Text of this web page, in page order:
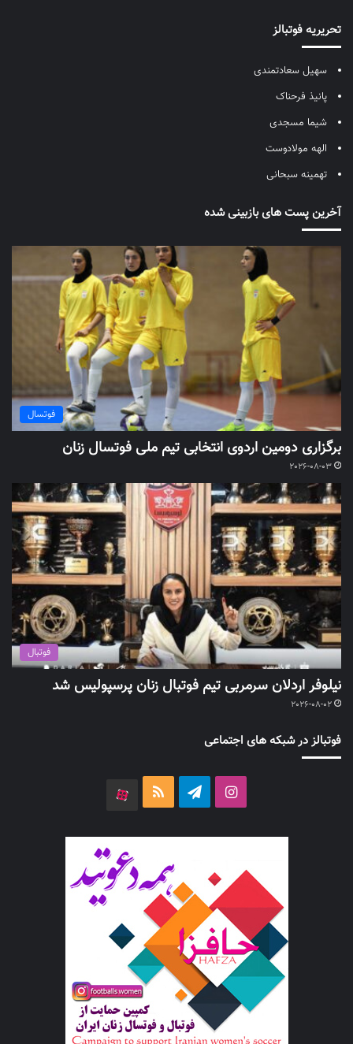
تحریریه فوتبالز
سهیل سعادتمندی
پانیذ فرحناک
شیما مسجدی
الهه مولادوست
تهمینه سبحانی
آخرین پست های بازبینی شده
فوتسال
برگزاری دومین اردوی انتخابی تیم ملی فوتسال زنان
2026-08-03
فوتبال
نیلوفر اردلان سرمربی تیم فوتبال زنان پرسپولیس شد
2026-08-02
فوتبالز در شبکه های اجتماعی
اینستاگرامتلگرام خوراک